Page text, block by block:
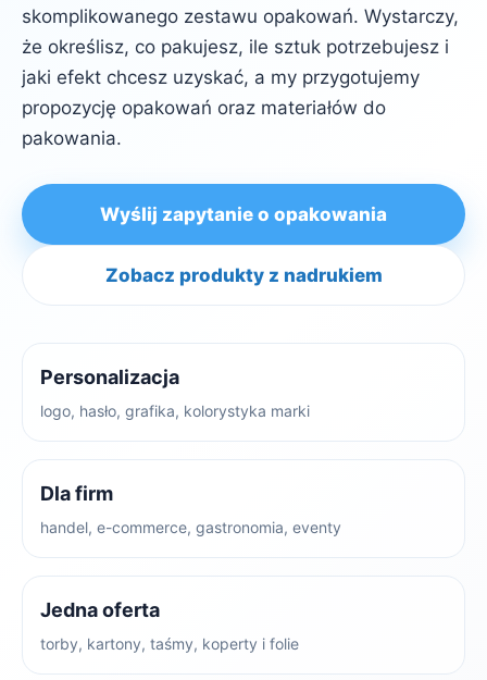
skomplikowanego zestawu opakowań. Wystarczy,
że określisz, co pakujesz, ile sztuk potrzebujesz i
jaki efekt chcesz uzyskać, a my przygotujemy
propozycję opakowań oraz materiałów do
pakowania.
Wyślij zapytanie o opakowania
Zobacz produkty z nadrukiem
Personalizacja
logo, hasło, grafika, kolorystyka marki
Dla firm
handel, e-commerce, gastronomia, eventy
Jedna oferta
torby, kartony, taśmy, koperty i folie